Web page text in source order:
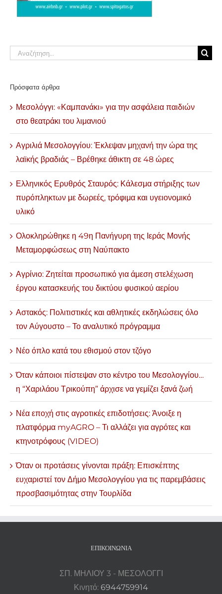
Αναζήτηση
Πρόσφατα άρθρα
Μεσολόγγι: «Καμπανάκι» για την ασφάλεια παιδιών
στο θεατράκι του λιμανιού
Αγριλιά Μεσολογγίου: Έκλεψαν μηχανή την ώρα της
λαϊκής βραδιάς – Βρέθηκε άθικτη σε 48 ώρες
Ελληνικός Ερυθρός Σταυρός: Κάλεσμα στήριξης των
πυρόπληκτων με δωρεές, τρόφιμα και υγειονομικό
υλικό
Ολοκληρώθηκε η 49η Πανήγυρη της Ιεράς Μονής
Μεταμορφώσεως στη Ναύπακτο
Αγρίνιο: Ζητείται προσωπικό για άμεση στελέχωση
έργου κατασκευής του δικτύου φυσικού αερίου
Αστακός: Πολιτιστικές και αθλητικές εκδηλώσεις όλο
τον Αύγουστο – Το αναλυτικό πρόγραμμα
Νέο όπλο κατά του εθισμού στον τζόγο
Όταν κάποιοι πίστεψαν στο κέντρο του Μεσολογγίου…
η “Χαριλάου Τρικούπη” άρχισε να γεμίζει ξανά ζωή
Νέα εποχή στις αγροτικές επιδοτήσεις: Άνοιξε η
πλατφόρμα myAGRO – Τι αλλάζει για αγρότες και
κτηνοτρόφους (VIDEO)
Όταν οι προτάσεις γίνονται πράξη: Επισκέπτης
ευχαριστεί τον Δήμο Μεσολογγίου για τις παρεμβάσεις
προσβασιμότητας στην Τουρλίδα
ΕΠΙΚΟΙΝΩΝΊΑ
ΣΠ. ΜΗΛΙΟΥ 3 - ΜΕΣΟΛΟΓΓΙ
Κινητό: 6944759914